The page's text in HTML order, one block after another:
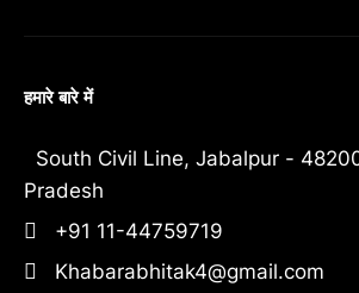
हमारे बारे में
South Civil Line, Jabalpur -
Pradesh
+91 11-44759719
Khabarabhitak4@gmail.com